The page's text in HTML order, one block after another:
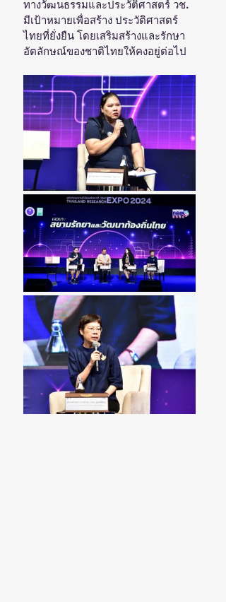
ทางวัฒนธรรมและประวัติศาสตร์ วช.
มีเป้าหมายเพื่อสร้าง ประวัติศาสตร์
ไทยที่ยั่งยืน โดยเสริมสร้างและรักษา
อัตลักษณ์ของชาติไทยให้คงอยู่ต่อไป